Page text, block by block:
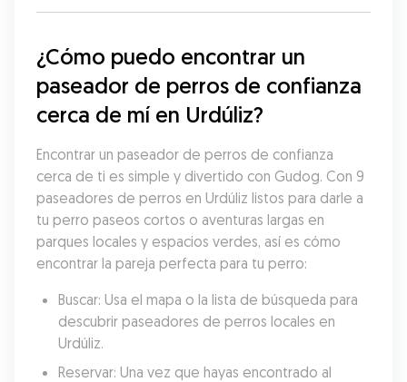
¿Cómo puedo encontrar un
paseador de perros de confianza
cerca de mí en Urdúliz?
Encontrar un paseador de perros de confianza
cerca de ti es simple y divertido con Gudog. Con 9
paseadores de perros en Urdúliz listos para darle a
tu perro paseos cortos o aventuras largas en
parques locales y espacios verdes, así es cómo
encontrar la pareja perfecta para tu perro:
Buscar: Usa el mapa o la lista de búsqueda para
descubrir paseadores de perros locales en
Urdúliz.
Reservar: Una vez que hayas encontrado al